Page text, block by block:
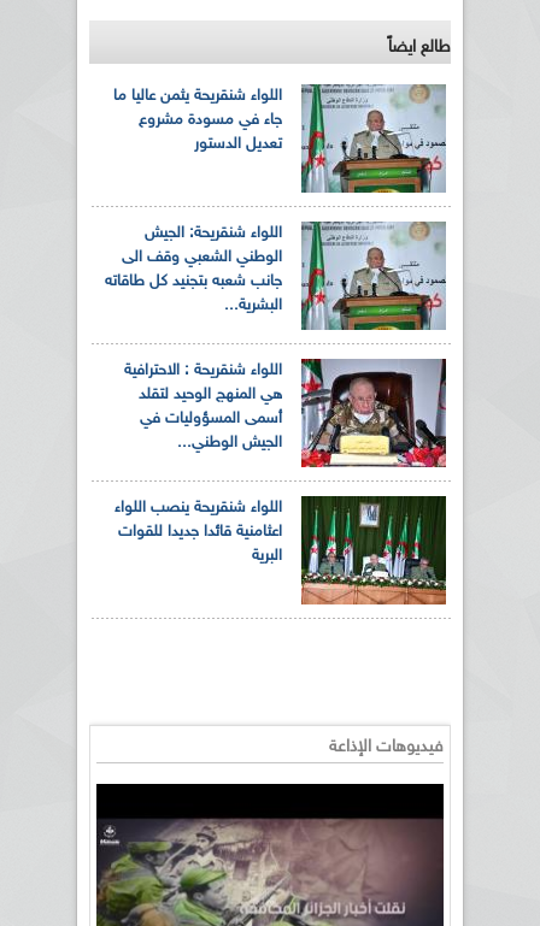
طالع ايضاً
اللواء شنقريحة يثمن عاليا ما
جاء في مسودة مشروع
تعديل الدستور
اللواء شنقريحة: الجيش
الوطني الشعبي وقف الى
جانب شعبه بتجنيد كل طاقاته
البشرية...
اللواء شنقريحة : الاحترافية
هي المنهج الوحيد لتقلد
أسمى المسؤوليات في
الجيش الوطني...
اللواء شنقريحة ينصب اللواء
اعثامنية قائدا جديدا للقوات
البرية
فيديوهات الإذاعة